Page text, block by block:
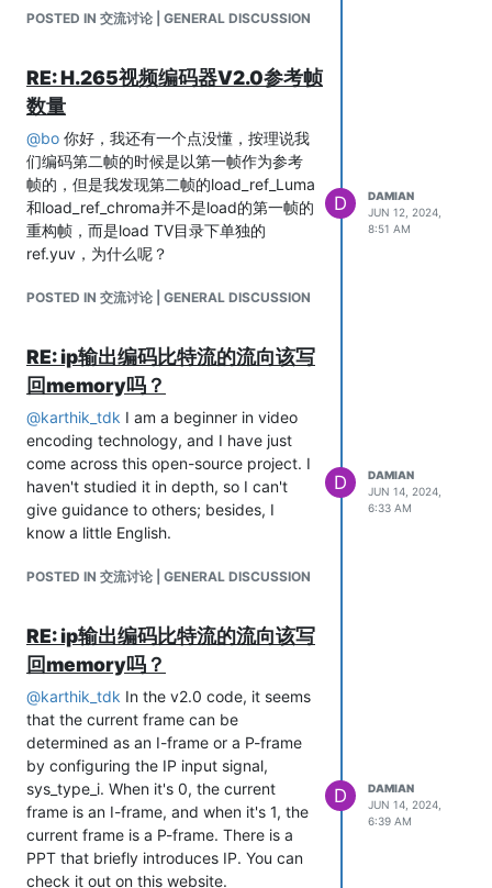
POSTED IN 交流讨论 | GENERAL DISCUSSION
RE: H.265视频编码器V2.0参考帧
数量
@bo 你好，我还有一个点没懂，按理说我
们编码第二帧的时候是以第一帧作为参考
帧的，但是我发现第二帧的load_ref_Luma
和load_ref_chroma并不是load的第一帧的
重构帧，而是load TV目录下单独的
ref.yuv，为什么呢？
POSTED IN 交流讨论 | GENERAL DISCUSSION
D
DAMIAN
JUN 12, 2024,
8:51 AM
RE: ip输出编码比特流的流向该写
回memory吗？
@karthik_tdk I am a beginner in video
encoding technology, and I have just
come across this open-source project. I
haven't studied it in depth, so I can't
give guidance to others; besides, I
know a little English.
POSTED IN 交流讨论 | GENERAL DISCUSSION
D
DAMIAN
JUN 14, 2024,
6:33 AM
RE: ip输出编码比特流的流向该写
回memory吗？
@karthik_tdk In the v2.0 code, it seems
that the current frame can be
determined as an I-frame or a P-frame
by configuring the IP input signal,
sys_type_i. When it's 0, the current
frame is an I-frame, and when it's 1, the
current frame is a P-frame. There is a
PPT that briefly introduces IP. You can
check it out on this website.
D
DAMIAN
JUN 14, 2024,
6:39 AM